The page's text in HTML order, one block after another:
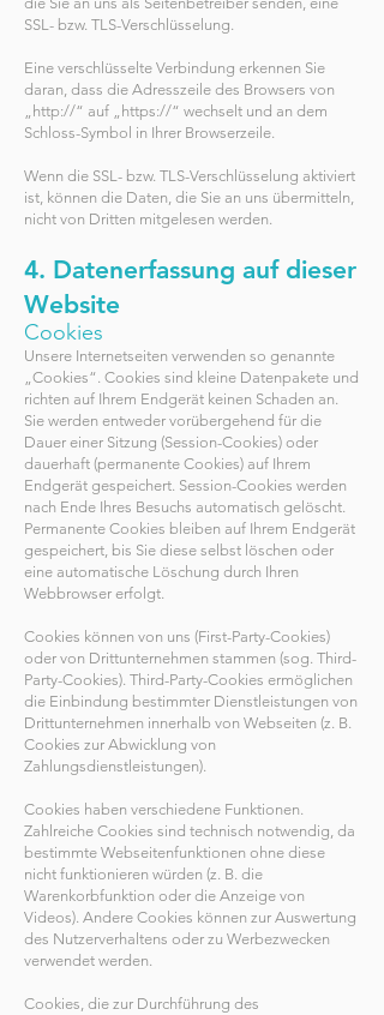
SSL- bzw. TLS-Verschlüsselung.
Eine verschlüsselte Verbindung erkennen Sie
daran, dass die Adresszeile des Browsers von
„http://“ auf „https://“ wechselt und an dem
Schloss-Symbol in Ihrer Browserzeile.
Wenn die SSL- bzw. TLS-Verschlüsselung aktiviert
ist, können die Daten, die Sie an uns übermitteln,
nicht von Dritten mitgelesen werden.
4. Datenerfassung auf dieser
Website
Cookies
Unsere Internetseiten verwenden so genannte
„Cookies“. Cookies sind kleine Datenpakete und
richten auf Ihrem Endgerät keinen Schaden an.
Sie werden entweder vorübergehend für die
Dauer einer Sitzung (Session-Cookies) oder
dauerhaft (permanente Cookies) auf Ihrem
Endgerät gespeichert. Session-Cookies werden
nach Ende Ihres Besuchs automatisch gelöscht.
Permanente Cookies bleiben auf Ihrem Endgerät
gespeichert, bis Sie diese selbst löschen oder
eine automatische Löschung durch Ihren
Webbrowser erfolgt.
Cookies können von uns (First-Party-Cookies)
oder von Drittunternehmen stammen (sog. Third-
Party-Cookies). Third-Party-Cookies ermöglichen
die Einbindung bestimmter Dienstleistungen von
Drittunternehmen innerhalb von Webseiten (z. B.
Cookies zur Abwicklung von
Zahlungsdienstleistungen).
Cookies haben verschiedene Funktionen.
Zahlreiche Cookies sind technisch notwendig, da
bestimmte Webseitenfunktionen ohne diese
nicht funktionieren würden (z. B. die
Warenkorbfunktion oder die Anzeige von
Videos). Andere Cookies können zur Auswertung
des Nutzerverhaltens oder zu Werbezwecken
verwendet werden.
Cookies, die zur Durchführung des